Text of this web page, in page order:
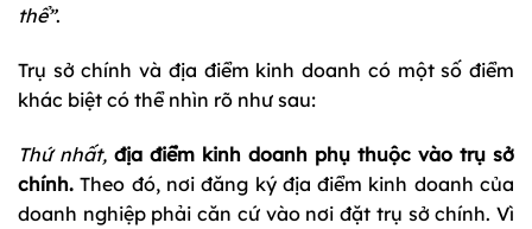
thể”.
Trụ sở chính và địa điểm kinh doanh có một số điểm
khác biệt có thể nhìn rõ như sau:
Thứ nhất, địa điểm kinh doanh phụ thuộc vào trụ sở
chính. Theo đó, nơi đăng ký địa điểm kinh doanh của
doanh nghiệp phải căn cứ vào nơi đặt trụ sở chính. Vì